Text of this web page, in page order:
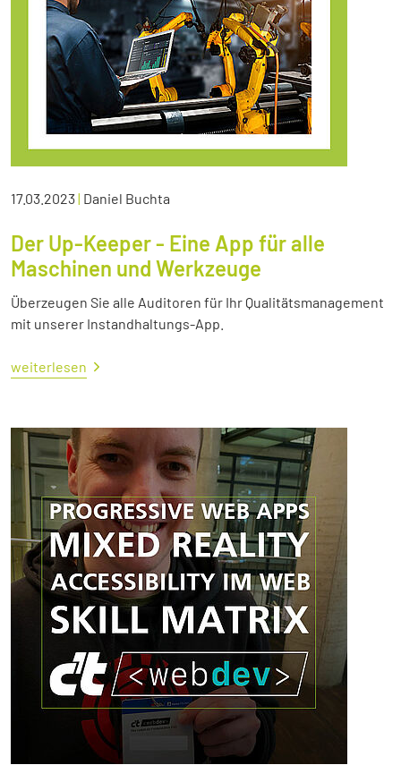
17.03.2023| Daniel Buchta
Der Up-Keeper - Eine App für alle
Maschinen und Werkzeuge
Überzeugen Sie alle Auditoren für Ihr Qualitätsmanagement
mit unserer Instandhaltungs-App.
weiterlesen